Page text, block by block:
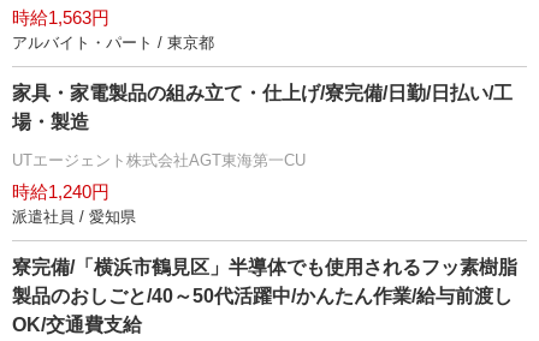
時給1,563円
アルバイト・パート / 東京都
家具・家電製品の組み立て・仕上げ/寮完備/日勤/日払い/工
場・製造
UTエージェント株式会社AGT東海第一CU
時給1,240円
派遣社員 / 愛知県
寮完備/「横浜市鶴見区」半導体でも使用されるフッ素樹脂
製品のおしごと/40～50代活躍中/かんたん作業/給与前渡し
OK/交通費支給